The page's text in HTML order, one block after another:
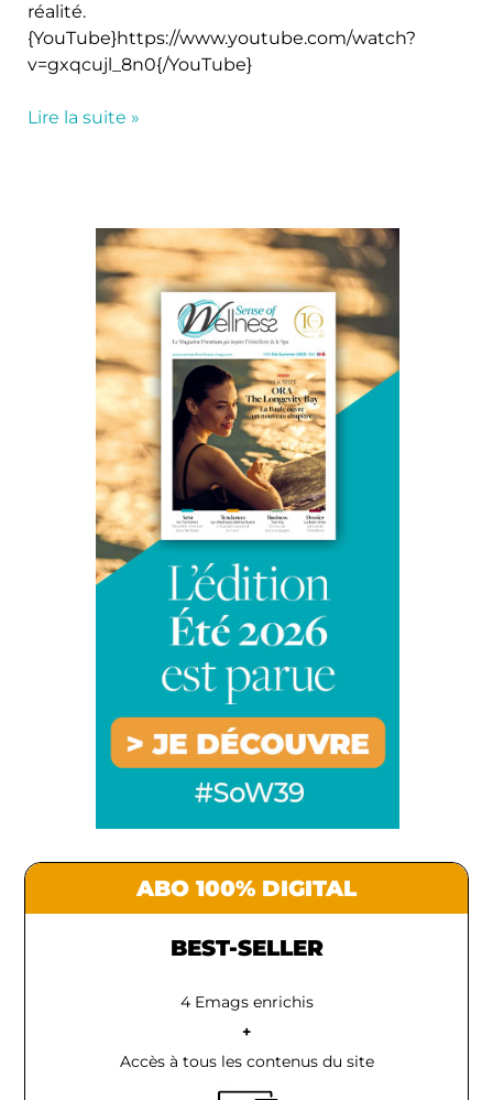
réalité.
{YouTube}https://www.youtube.com/watch?
v=gxqcujl_8n0{/YouTube}
Lire la suite »
ABO 100% DIGITAL
BEST-SELLER
4 Emags enrichis
+
Accès à tous les contenus du site